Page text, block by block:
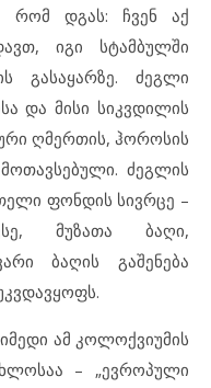
რომ დგას: ჩვენ აქ
იგი სტამბულში
გასაყარზე. ძეგლი
და მისი სიკვდილის
ღმერთის, ჰოროსის
ძეგლის
ფონდის სივრცე –
მუზათა ბაღი,
ბაღის გაშენება
ამ კოლოქვიუმის
– „ევროპული